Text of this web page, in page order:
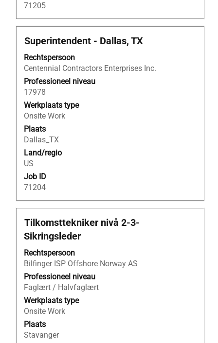
71205
Titel
Superintendent - Dallas, TX
Rechtspersoon
Centennial Contractors Enterprises Inc.
Professioneel niveau
17978
Werkplaats type
Onsite Work
Plaats
Dallas_TX
Land/regio
US
Job ID
71204
Selecteer
deze
spatiebalk
om
de
volledige
inhoud
van
de
functiegegevens
weer
te
geven.
Titel
Tilkomsttekniker nivå 2-3-
Sikringsleder
Rechtspersoon
Bilfinger ISP Offshore Norway AS
Professioneel niveau
Faglært / Halvfaglært
Werkplaats type
Onsite Work
Plaats
Stavanger
Selecteer
deze
spatiebalk
om
de
volledige
inhoud
van
de
functiegegevens
weer
te